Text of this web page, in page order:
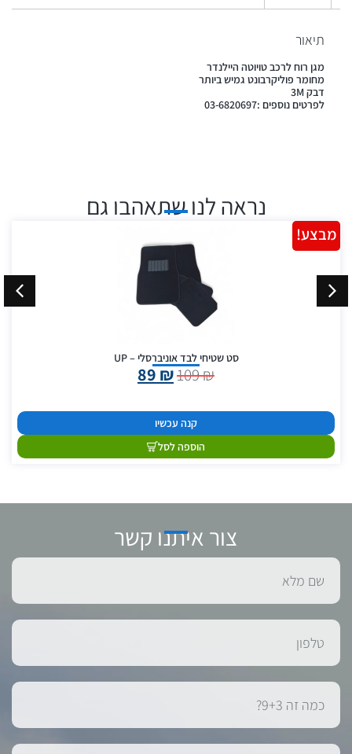
תיאור
מגן רוח לרכב טויוטה היילנדר
מחומר פוליקרבונט גמיש ביותר
דבק 3M
לפרטים נוספים :03-6820697
נראה לנו שתאהבו גם
סט שטיחי לבד אוניברסלי – UP
109₪
89 ₪
קנה עכשיו
הוספה לסל
מבצע!
צור איתנו קשר